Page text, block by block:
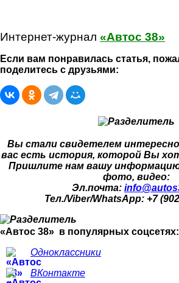
Интернет-журнал «Автос 38»
Если вам понравилась статья,
поделитесь с друзьями:
Вы стали свидетелем
вас есть история, которой Вы
Пришлите нам вашу информацию
фото, видео:
Эл.почта:
Тел./Viber/WhatsApp: +7
«Автос 38» в популярных соцсетях:
Одноклассники
ВКонтакте